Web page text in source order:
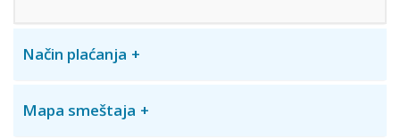
Način plaćanja
Mapa smeštaja